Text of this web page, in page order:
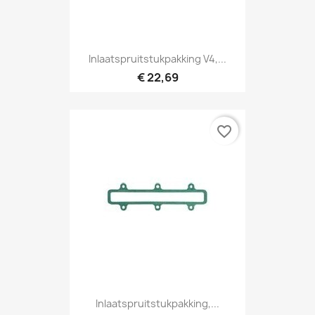
Inlaatspruitstukpakking V4,...
€ 22,69
Inlaatspruitstukpakking,...
favorite_border